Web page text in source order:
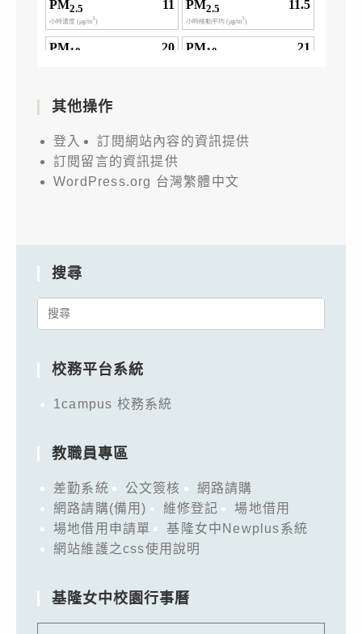
其他操作
登入
訂閱網站內容的資訊提供
訂閱留言的資訊提供
WordPress.org 台灣繁體中文
搜尋
Search
校務平台系統
1campus 校務系統
教職員專區
差勤系統 公文簽核
網路請購
網路請購(備用)
維修登記
場地借用
場地借用申請單
基隆女中Newplus系統
網站維護之css使用說明
基隆女中校園行事曆